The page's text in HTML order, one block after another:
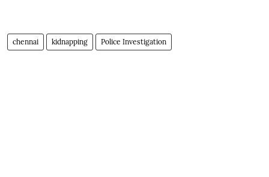
chennai kidnapping Police Investigation